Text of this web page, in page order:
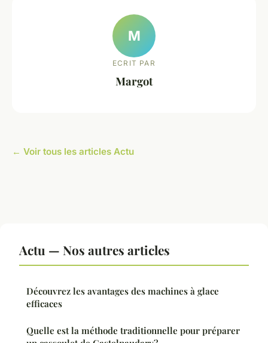
M
ECRIT PAR
Margot
← Voir tous les articles Actu
Actu — Nos autres articles
Découvrez les avantages des machines à glace
efficaces
Quelle est la méthode traditionnelle pour préparer